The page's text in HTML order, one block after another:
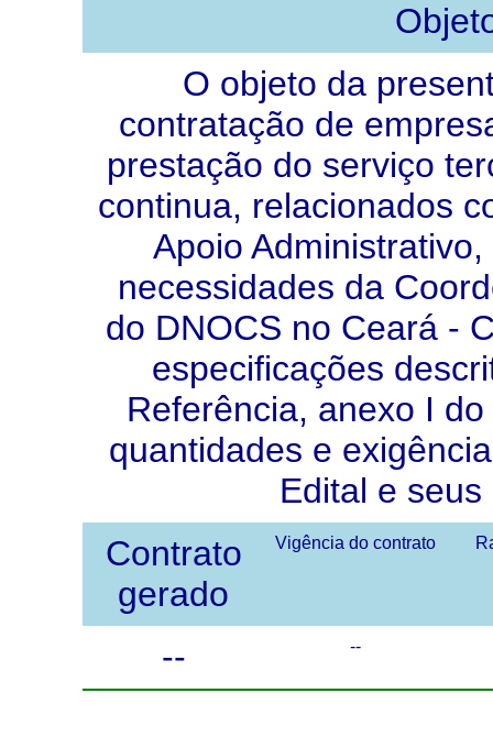
O objeto da
contratação de
prestação do serviço
continua, relacionados
Apoio
necessidades da
do DNOCS no Ceará -
especificações
Referência, anexo I
quantidades e
Edital e
Contrato
gerado
Vigência do contrato
-- --